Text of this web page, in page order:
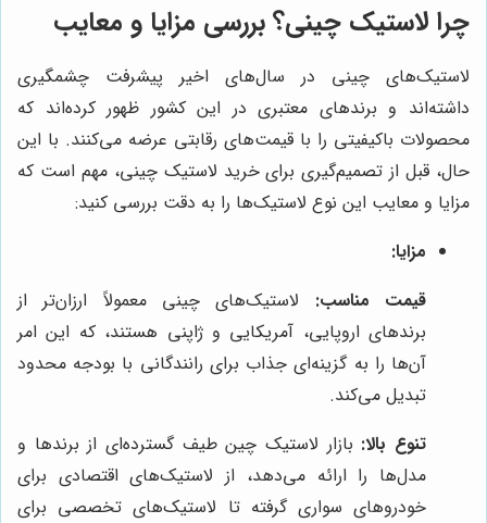
چرا لاستیک چینی؟ بررسی مزایا و معایب
لاستیک‌های چینی در سال‌های اخیر پیشرفت چشمگیری
داشته‌اند و برندهای معتبری در این کشور ظهور کرده‌اند که
محصولات باکیفیتی را با قیمت‌های رقابتی عرضه می‌کنند. با این
حال، قبل از تصمیم‌گیری برای خرید لاستیک چینی، مهم است که
مزایا و معایب این نوع لاستیک‌ها را به دقت بررسی کنید:
مزایا:
قیمت مناسب: لاستیک‌های چینی معمولاً ارزان‌تر از
برندهای اروپایی، آمریکایی و ژاپنی هستند، که این امر
آن‌ها را به گزینه‌ای جذاب برای رانندگانی با بودجه محدود
تبدیل می‌کند.
تنوع بالا: بازار لاستیک چین طیف گسترده‌ای از برندها و
مدل‌ها را ارائه می‌دهد، از لاستیک‌های اقتصادی برای
خودروهای سواری گرفته تا لاستیک‌های تخصصی برای